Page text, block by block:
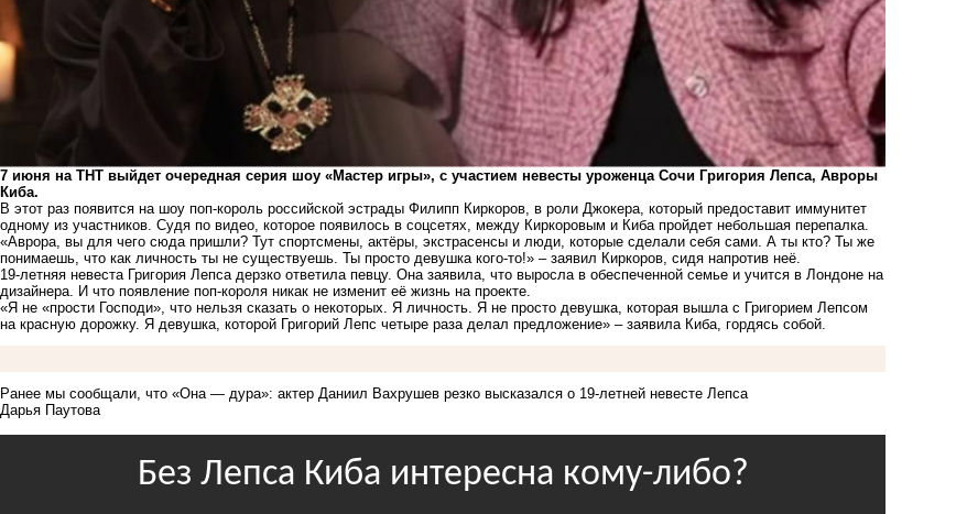
7 июня на ТНТ выйдет очередная серия шоу «Мастер игры», с участием невесты уроженца Сочи Григория Лепса, Авроры
Киба.
В этот раз появится на шоу поп-король российской эстрады Филипп Киркоров, в роли Джокера, который предоставит иммунитет
одному из участников. Судя по видео, которое появилось в соцсетях, между Киркоровым и Киба пройдет небольшая перепалка.
«Аврора, вы для чего сюда пришли? Тут спортсмены, актёры, экстрасенсы и люди, которые сделали себя сами. А ты кто? Ты же
понимаешь, что как личность ты не существуешь. Ты просто девушка кого-то!» – заявил Киркоров, сидя напротив неё.
19-летняя невеста Григория Лепса дерзко ответила певцу. Она заявила, что выросла в обеспеченной семье и учится в Лондоне на
дизайнера. И что появление поп-короля никак не изменит её жизнь на проекте.
«Я не «прости Господи», что нельзя сказать о некоторых. Я личность. Я не просто девушка, которая вышла с Григорием Лепсом
на красную дорожку. Я девушка, которой Григорий Лепс четыре раза делал предложение» – заявила Киба, гордясь собой.
Ранее мы сообщали, что «Она — дура»: актер Даниил Вахрушев резко высказался о 19-летней невесте Лепса
Дарья Паутова